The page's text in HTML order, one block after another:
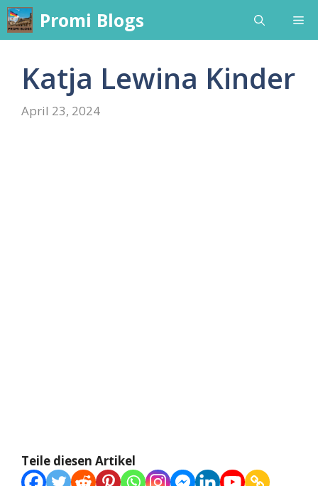
Skip
to
content
Promi Blogs
Katja Lewina Kinder
April 23, 2024
Teile diesen Artikel